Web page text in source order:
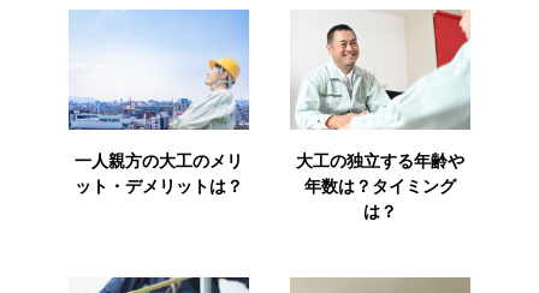
一人親方の大工のメリ
ット・デメリットは？
大工の独立する年齢や
年数は？タイミング
は？